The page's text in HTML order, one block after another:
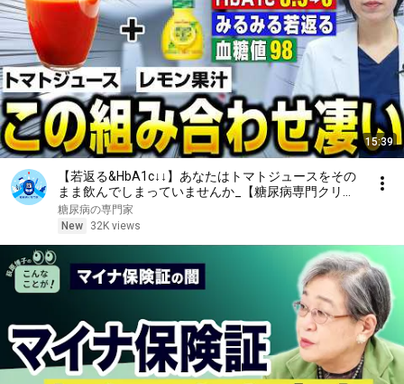
15:39
【若返る&HbA1c↓↓】あなたはトマトジュースをその
まま飲んでしまっていませんか_【糖尿病専門クリニ
ック現役医師】
糖尿病の専門家
New
32K views